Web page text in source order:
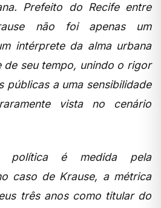
Prefeito do Recife entre
não foi apenas um
intérprete da alma urbana
seu tempo, unindo o rigor
públicas a uma sensibilidade
vista no cenário
política é medida pela
caso de Krause, a métrica
três anos como titular do